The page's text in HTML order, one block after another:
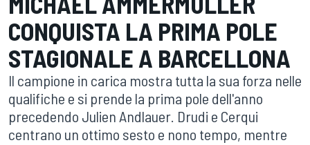
CONQUISTA LA PRIMA POLE
STAGIONALE A BARCELLONA
Il campione in carica mostra tutta la sua forza nelle
qualifiche e si prende la prima pole dell'anno
precedendo Julien Andlauer. Drudi e Cerqui
centrano un ottimo sesto e nono tempo, mentre